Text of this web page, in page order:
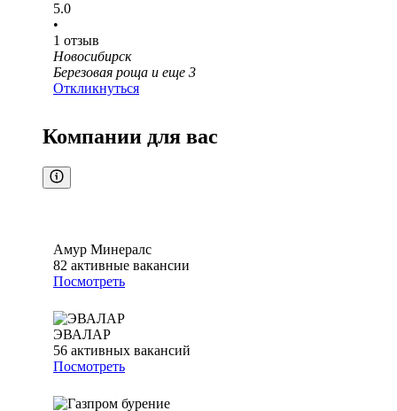
5.0
•
1 отзыв
Новосибирск
Березовая роща и еще 3
Откликнуться
Компании для вас
Амур Минералс
82 активные вакансии
Посмотреть
ЭВАЛАР
56 активных вакансий
Посмотреть